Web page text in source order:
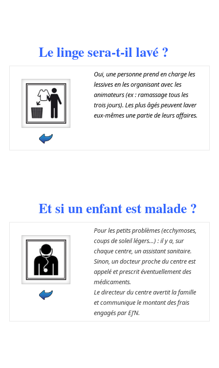
Le linge sera-t-il lavé ?
Oui, une personne prend en charge les
lessives en les organisant avec les
animateurs (ex : ramassage tous les
trois jours). Les plus âgés peuvent laver
eux-mêmes une partie de leurs affaires.
Et si un enfant est malade ?
Pour les petits problèmes (ecchymoses,
coups de soleil légers…) : il y a, sur
chaque centre, un assistant sanitaire.
Sinon, un docteur proche du centre est
appelé et prescrit éventuellement des
médicaments.
Le directeur du centre avertit la famille
et communique le montant des frais
engagés par EJ’N.